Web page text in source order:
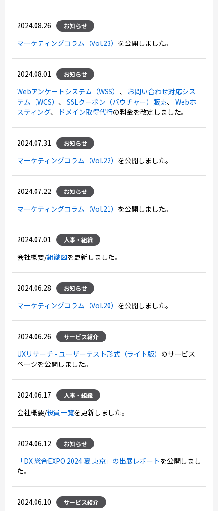
2024.08.26 お知らせ
マーケティングコラム（Vol.23） を公開しました。
2024.08.01 お知らせ
Webアンケートシステム（WSS） 、 お問い合わせ対応シス
テム（WCS） 、 SSLクーポン（バウチャー）販売、 Webホ
スティング、 ドメイン取得代行の料金を改定しました。
2024.07.31 お知らせ
マーケティングコラム（Vol.22） を公開しました。
2024.07.22 お知らせ
マーケティングコラム（Vol.21） を公開しました。
2024.07.01 人事・組織
会社概要/組織図を更新しました。
2024.06.28 お知らせ
マーケティングコラム（Vol.20） を公開しました。
2024.06.26 サービス紹介
UXリサーチ - ユーザーテスト形式（ライト版） のサービス
ページを公開しました。
2024.06.17 人事・組織
会社概要/役員一覧を更新しました。
2024.06.12 お知らせ
「DX 総合EXPO 2024 夏 東京」の出展レポートを公開しまし
た。
2024.06.10 サービス紹介